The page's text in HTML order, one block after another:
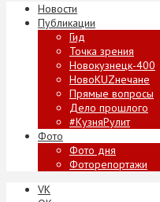
Новости
Публикации
Гид
Точка зрения
Новокузнецк-400
НовоKUZнечане
Прямые вопросы
Дело прошлого
#КузняРулит
Фото
Фото дня
Фоторепортажи
VK